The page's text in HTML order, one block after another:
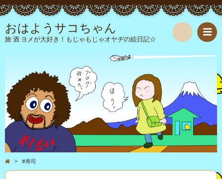
おはようサコちゃん
旅 酒 ヨメが大好き！もじゃもじゃオヤヂの絵日記☆
> #寿司